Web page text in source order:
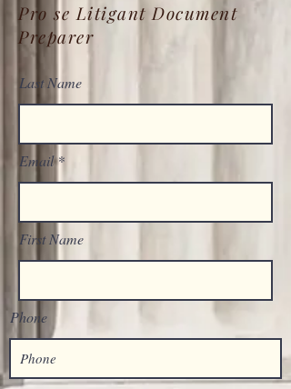
Pro se Litigant Document
Preparer
Last Name
Email
First Name
Phone